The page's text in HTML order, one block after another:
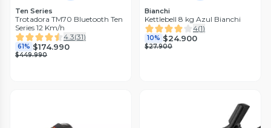
Ten Series
Trotadora TM70 Bluetooth Ten
Series 12 Km/h
4.3(31)
61% $174.990
$449.990
Bianchi
Kettlebell 8 kg Azul Bianchi
4(1)
10% $24.900
$27.900